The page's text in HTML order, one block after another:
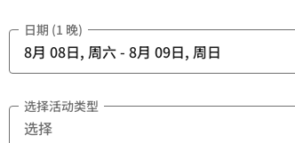
日期 (1 晚)
选择活动类型